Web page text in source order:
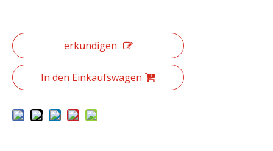
erkundigen
In den Einkaufswagen